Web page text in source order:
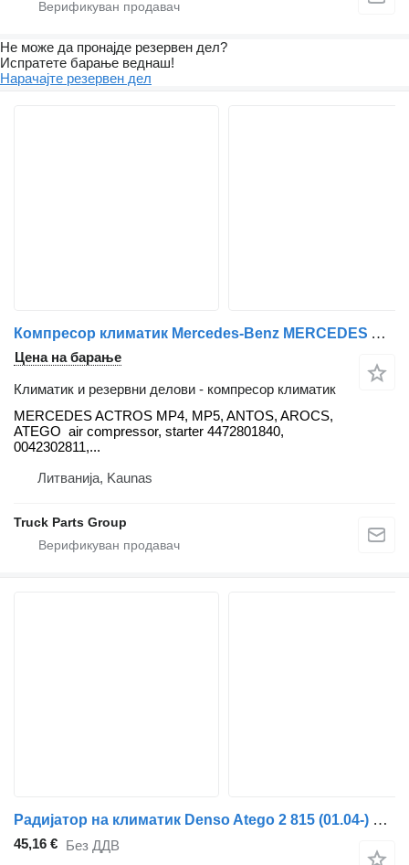
Не може да пронајде резервен дел?
Испратете барање веднаш!
Нарачајте резервен дел
Компресор климатик Mercedes-Benz MERCEDES ACTROS MP4, MP5, ANTOS, AROCS, ATEGO air compressor, s за камион влекач Mercedes-Benz MERCEDES ACTROS MP4, MP5, ANTOS, AROCS, ATEGO air compressor, starter 4472801840, 0042302811, 0042304111, 4722300111, 4722300311, 4722300111, 4471604870, 4472801840, 4722300111, 4722300111, 32933, 447280-1840, DCP17186, 102218, 0071511801, 0071511801, 0071513901, 0071514401, 0071516201, 0071517501
Цена на барање
Климатик и резервни делови - компресор климатик
MERCEDES ACTROS MP4, MP5, ANTOS, AROCS,
ATEGO air compressor, starter 4472801840,
0042302811,...
Литванија, Kaunas
Truck Parts Group
Радијатор на климатик Denso Atego 2 815 (01.04-) KTT090023 за камион влекач Mercedes-Benz Atego, Atego 2, Atego 3 (1996-)
45,16 € Без ДДВ